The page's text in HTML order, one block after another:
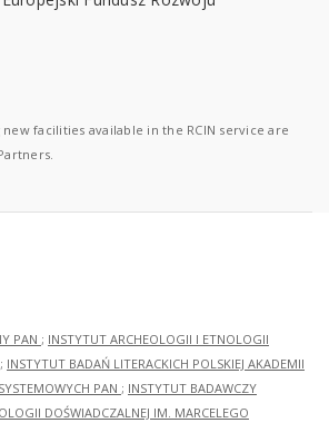
facilities available in the RCIN service are
PAN ; INSTYTUT ARCHEOLOGII I ETNOLOGII
; INSTYTUT BADAŃ LITERACKICH POLSKIEJ AKADEMII
PAN ; INSTYTUT BADAWCZY
DOŚWIADCZALNEJ IM. MARCELEGO